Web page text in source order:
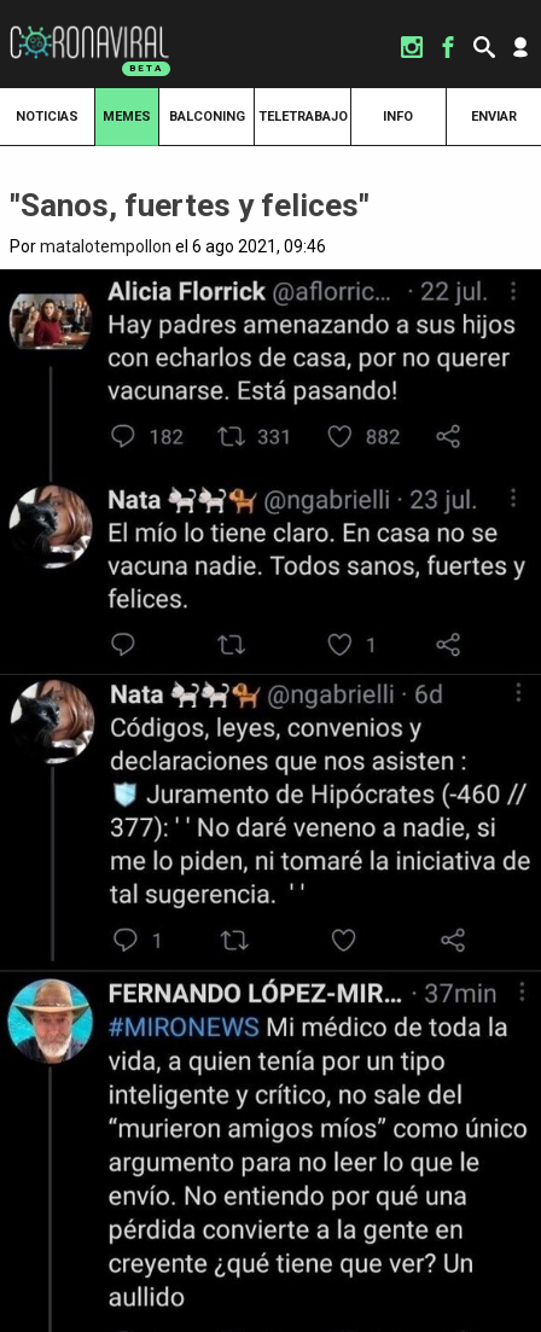
NOTICIAS MEMES BALCONING TELETRABAJO INFO ENVIAR
"Sanos, fuertes y felices"
Pormatalotempollon el 6 ago 2021, 09:46